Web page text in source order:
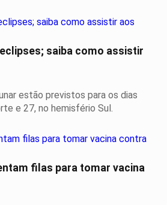
saiba como assistir
estão previstos para os dias
e 27, no hemisfério Sul.
filas para tomar vacina